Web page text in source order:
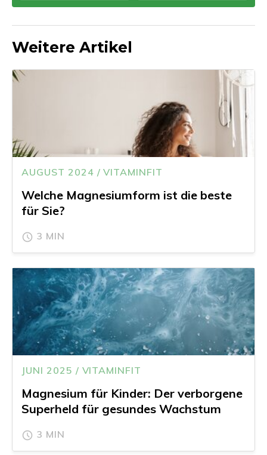
Weitere Artikel
AUGUST 2024 / VITAMINFIT
Welche Magnesiumform ist die beste
für Sie?
3 MIN
JUNI 2025 / VITAMINFIT
Magnesium für Kinder: Der verborgene
Superheld für gesundes Wachstum
3 MIN